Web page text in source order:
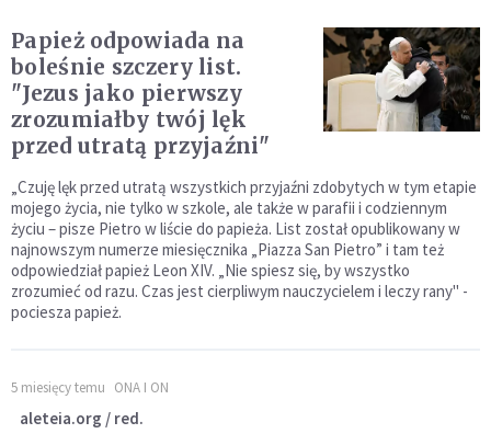
Papież odpowiada na
boleśnie szczery list.
"Jezus jako pierwszy
zrozumiałby twój lęk
przed utratą przyjaźni"
„Czuję lęk przed utratą wszystkich przyjaźni zdobytych w tym etapie
mojego życia, nie tylko w szkole, ale także w parafii i codziennym
życiu – pisze Pietro w liście do papieża. List został opublikowany w
najnowszym numerze miesięcznika „Piazza San Pietro” i tam też
odpowiedział papież Leon XIV. „Nie spiesz się, by wszystko
zrozumieć od razu. Czas jest cierpliwym nauczycielem i leczy rany" -
pociesza papież.
5 miesięcy temu ONA I ON
aleteia.org / red.